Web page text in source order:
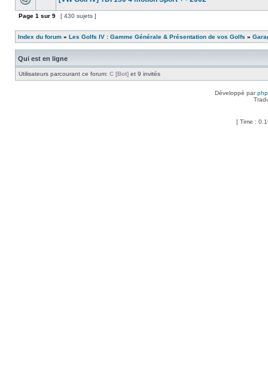
Page 1 sur 9 [ 430 sujets ]
Index du forum » Les Golfs IV : Gamme Générale & Présentation de vos Golfs »
Qui est en ligne
Utilisateurs parcourant ce forum: C [Bot] et 9 invités
Développé par
[ Time :